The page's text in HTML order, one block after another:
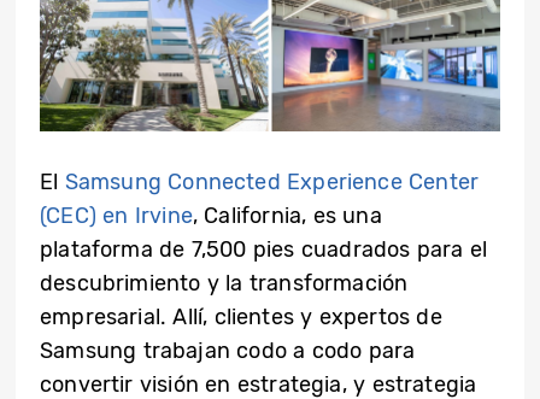
El Samsung Connected Experience Center
(CEC) en Irvine, California, es una
plataforma de 7,500 pies cuadrados para el
descubrimiento y la transformación
empresarial. Allí, clientes y expertos de
Samsung trabajan codo a codo para
convertir visión en estrategia, y estrategia